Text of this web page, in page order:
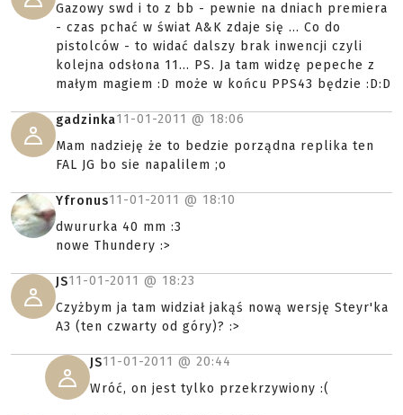
Gazowy swd i to z bb - pewnie na dniach premiera
- czas pchać w świat A&K zdaje się ... Co do
pistolców - to widać dalszy brak inwencji czyli
kolejna odsłona 11... PS. Ja tam widzę pepeche z
małym magiem :D może w końcu PPS43 będzie :D:D
gadzinka11-01-2011 @ 18:06
Mam nadzieję że to bedzie porządna replika ten
FAL JG bo sie napalilem ;o
Yfronus11-01-2011 @ 18:10
dwururka 40 mm :3
nowe Thundery :>
JS11-01-2011 @ 18:23
Czyżbym ja tam widział jakąś nową wersję Steyr'ka
A3 (ten czwarty od góry)? :>
JS11-01-2011 @ 20:44
Wróć, on jest tylko przekrzywiony :(